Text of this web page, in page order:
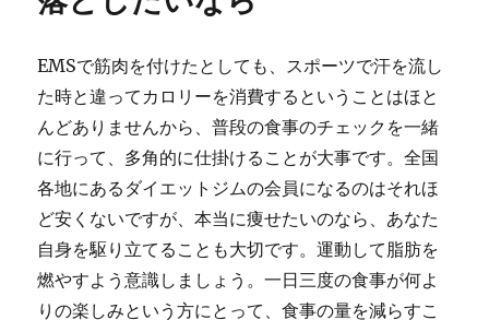
EMSで筋肉を付けたとしても、スポーツで汗を流し
た時と違ってカロリーを消費するということはほと
んどありませんから、普段の食事のチェックを一緒
に行って、多角的に仕掛けることが大事です。全国
各地にあるダイエットジムの会員になるのはそれほ
ど安くないですが、本当に痩せたいのなら、あなた
自身を駆り立てることも大切です。運動して脂肪を
燃やすよう意識しましょう。一日三度の食事が何よ
りの楽しみという方にとって、食事の量を減らすこ